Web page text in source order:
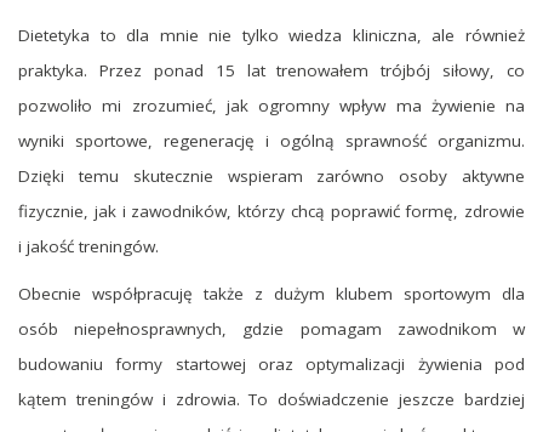
Dietetyka to dla mnie nie tylko wiedza kliniczna, ale również
praktyka. Przez ponad 15 lat trenowałem trójbój siłowy, co
pozwoliło mi zrozumieć, jak ogromny wpływ ma żywienie na
wyniki sportowe, regenerację i ogólną sprawność organizmu.
Dzięki temu skutecznie wspieram zarówno osoby aktywne
fizycznie, jak i zawodników, którzy chcą poprawić formę, zdrowie
i jakość treningów.
Obecnie współpracuję także z dużym klubem sportowym dla
osób niepełnosprawnych, gdzie pomagam zawodnikom w
budowaniu formy startowej oraz optymalizacji żywienia pod
kątem treningów i zdrowia. To doświadczenie jeszcze bardziej